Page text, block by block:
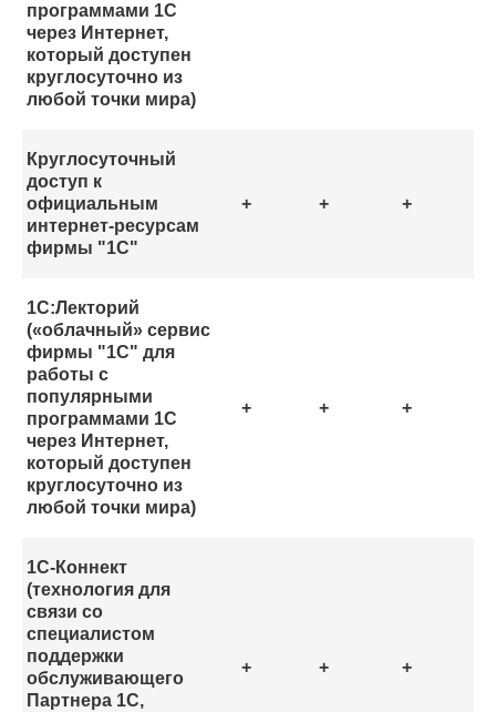
программами 1С
через Интернет,
который доступен
круглосуточно из
любой точки мира)
Круглосуточный
доступ к
официальным
интернет-ресурсам
фирмы "1С"
+ + +
1С:Лекторий
(«облачный» сервис
фирмы "1С" для
работы с
популярными
программами 1С
через Интернет,
который доступен
круглосуточно из
любой точки мира)
+ + +
1С-Коннект
(технология для
связи со
специалистом
поддержки
обслуживающего
Партнера 1С,
+ + +